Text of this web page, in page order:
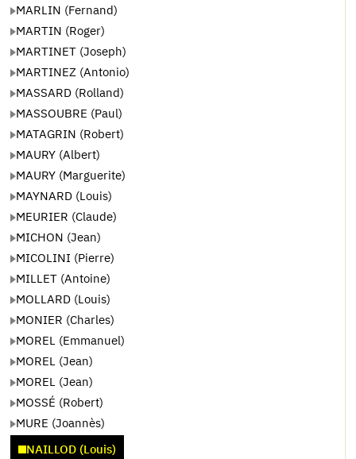
MARLIN (Fernand)
MARTIN (Roger)
MARTINET (Joseph)
MARTINEZ (Antonio)
MASSARD (Rolland)
MASSOUBRE (Paul)
MATAGRIN (Robert)
MAURY (Albert)
MAURY (Marguerite)
MAYNARD (Louis)
MEURIER (Claude)
MICHON (Jean)
MICOLINI (Pierre)
MILLET (Antoine)
MOLLARD (Louis)
MONIER (Charles)
MOREL (Emmanuel)
MOREL (Jean)
MOREL (Jean)
MOSSÉ (Robert)
MURE (Joannès)
NAILLOD (Louis)